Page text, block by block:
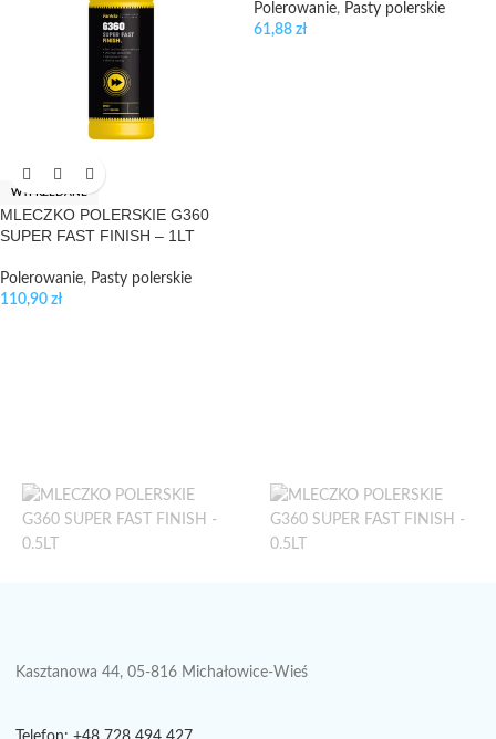
WYPRZEDANE
MLECZKO POLERSKIE G360
SUPER FAST FINISH – 1LT
Polerowanie, Pasty polerskie
110,90 zł
Polerowanie, Pasty polerskie
61,88 zł
Kasztanowa 44, 05-816 Michałowice-Wieś